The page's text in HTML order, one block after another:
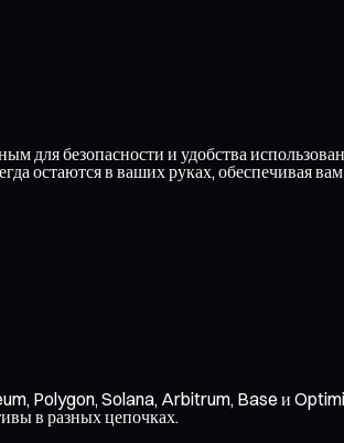
безопасности и удобства
остаются в ваших руках, обеспечивая
Polygon, Solana, Arbitrum, Base и
в разных цепочках.